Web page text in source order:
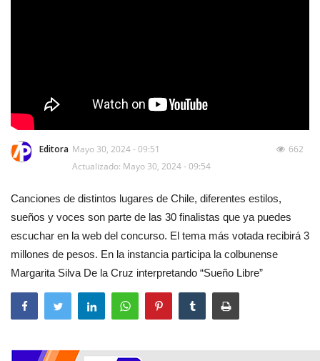
Política
Espectáculos
Editora Mayo 30, 2024 - 09:51
Actualizado: Mayo 30, 2024 - 09:54
662
Canciones de distintos lugares de Chile, diferentes estilos,
sueños y voces son parte de las 30 finalistas que ya puedes
escuchar en la web del concurso. El tema más votada recibirá 3
millones de pesos. En la instancia participa la colbunense
Margarita Silva De la Cruz interpretando “Sueño Libre”